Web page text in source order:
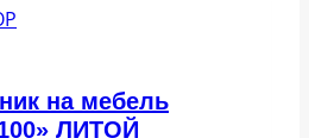
на мебель
ЛИТОЙ